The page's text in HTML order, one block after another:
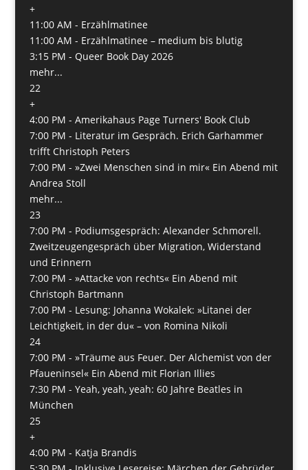
+
11:00 AM - Erzählmatinee
11:00 AM - Erzählmatinee – medium bis blutig
3:15 PM - Queer Book Day 2026
mehr...
22
+
4:00 PM - Amerikahaus Page Turners' Book Club
7:00 PM - Literatur im Gespräch. Erich Garhammer
trifft Christoph Peters
7:00 PM - »Zwei Menschen sind in mir« Ein Abend mit
Andrea Stoll
mehr...
23
7:00 PM - Podiumsgespräch: Alexander Schmorell.
Zweitzeugengespräch über Migration, Widerstand
und Erinnern
7:00 PM - »Attacke von rechts« Ein Abend mit
Christoph Bartmann
7:00 PM - Lesung: Johanna Wokalek: »Litanei der
Leichtigkeit, in der du« – von Romina Nikoli
24
7:00 PM - »Träume aus Feuer. Der Alchemist von der
Pfaueninsel« Ein Abend mit Florian Illies
7:30 PM - Yeah, yeah, yeah: 60 Jahre Beatles in
München
25
+
4:00 PM - Katja Brandis